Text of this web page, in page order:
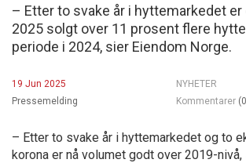
– Etter to svake år i hyttemarkedet er
2025 solgt over 11 prosent flere
periode i 2024, sier Eiendom Norge.
19 Jun 2025
NYHETER
Pressemelding
Kommentarer
– Etter to svake år i hyttemarkedet og to
korona er nå volumet godt over 2019-nivå,